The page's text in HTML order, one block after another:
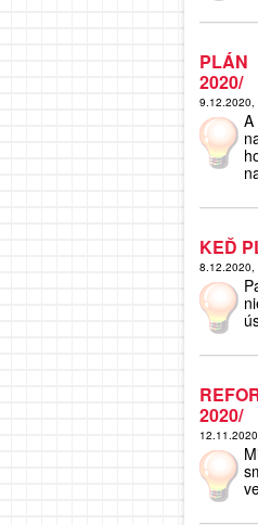
PLÁN
2020/
9.12.2020,
A
KEĎ
8.12.2020,
2020/